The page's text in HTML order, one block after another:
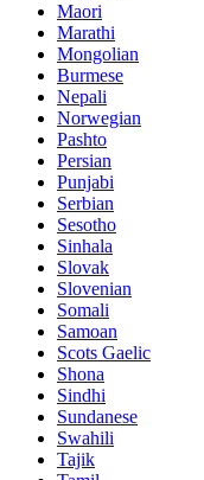
Maori
Marathi
Mongolian
Burmese
Nepali
Norwegian
Pashto
Persian
Punjabi
Serbian
Sesotho
Sinhala
Slovak
Slovenian
Somali
Samoan
Scots Gaelic
Shona
Sindhi
Sundanese
Swahili
Tajik